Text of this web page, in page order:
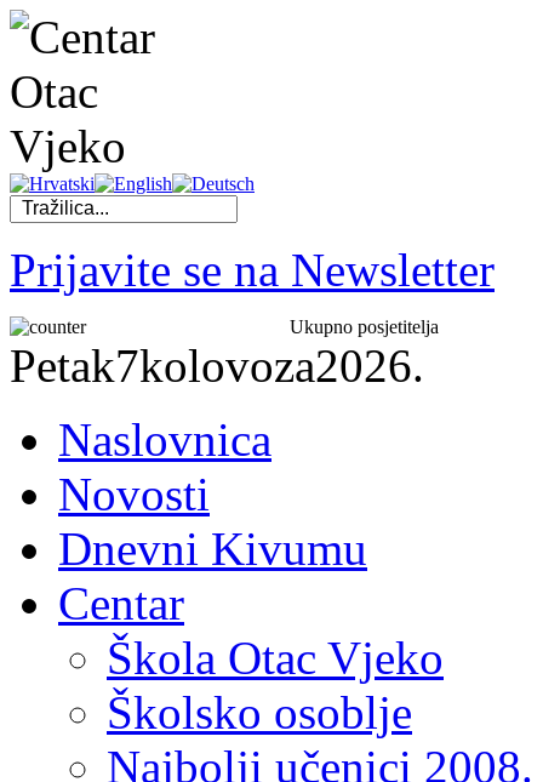
Prijavite se na Newsletter
Ukupno posjetitelja
Petak7kolovoza2026.
Naslovnica
Novosti
Dnevni Kivumu
Centar
Škola Otac Vjeko
Školsko osoblje
Najbolji učenici 2008.